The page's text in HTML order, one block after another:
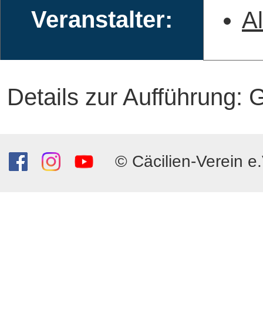
Veranstalter:
Details zur Aufführung:
© Cäcilien-Verein